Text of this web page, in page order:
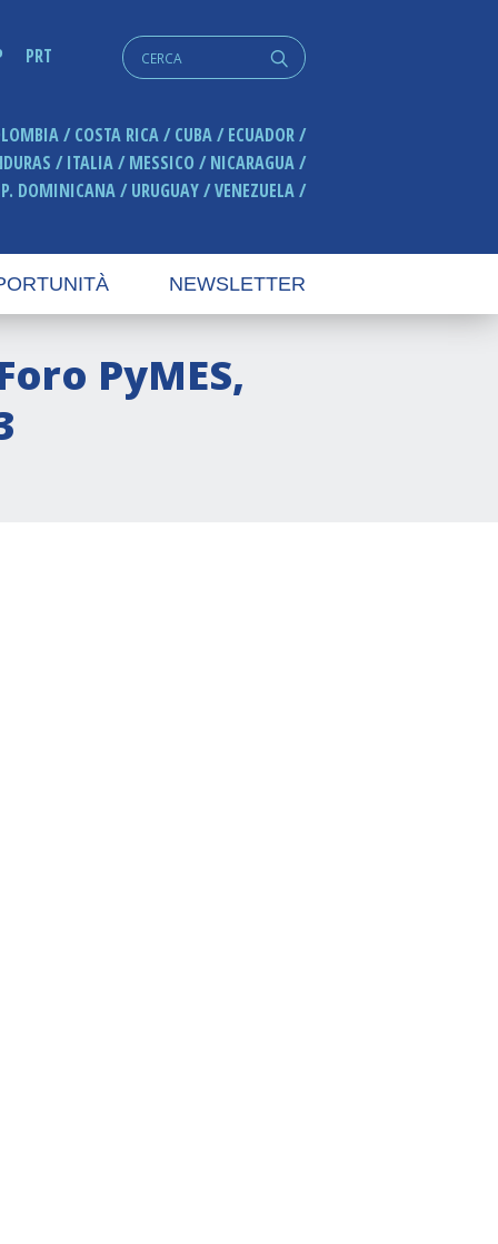
PRT q
Cerca:
COSTA RICA CUBA
ECUADOR
ITALIA MESSICO
NICARAGUA
DOMINICANA
URUGUAY VENEZUELA
NEWSLETTER
PyMES,